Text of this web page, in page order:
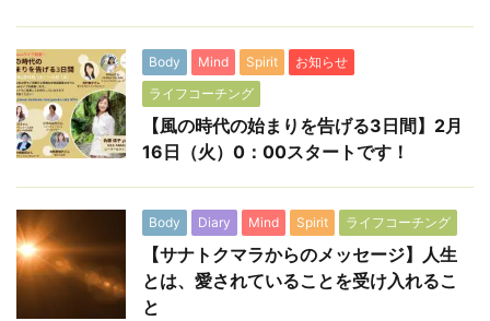
Body Mind Spirit
お知らせ
ライフコーチング
【風の時代の始まりを告げる3日間】2月
16日（火）0：00スタートです！
Body Diary Mind Spirit ライフコーチング
【サナトクマラからのメッセージ】人生
とは、愛されていることを受け入れるこ
と